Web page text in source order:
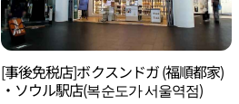
[事後免税店]ボクスンドガ (福順都家)
・ソウル駅店(복순도가 서울역점)